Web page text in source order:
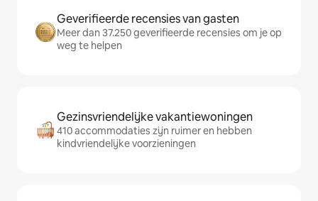
Geverifieerde recensies van gasten
Meer dan 37.250 geverifieerde recensies om je op
weg te helpen
Gezinsvriendelijke vakantiewoningen
410 accommodaties zijn ruimer en hebben
kindvriendelijke voorzieningen